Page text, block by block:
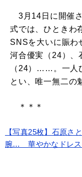
3月14日に開催
式では、ひときわ
SNSを大いに賑わ
河合優実（24）、
（24）……。一人
とい、唯一無二の
＊＊＊
【写真25枚】石原さ
腕… 華やかなドレス